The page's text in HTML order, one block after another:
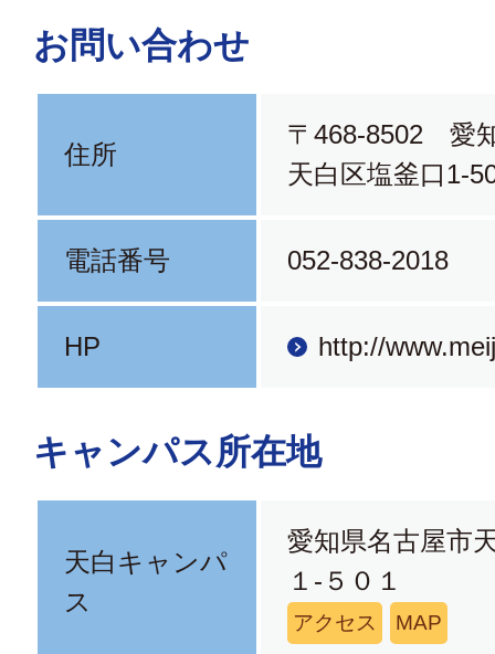
お問い合わせ
住所
〒468-8502 愛
天白区塩釜口1-
電話番号 052-838-2018
HP http://
キャンパス所在地
天白キャンパ
ス
愛知県名古屋市
１-５０１
アクセス MAP